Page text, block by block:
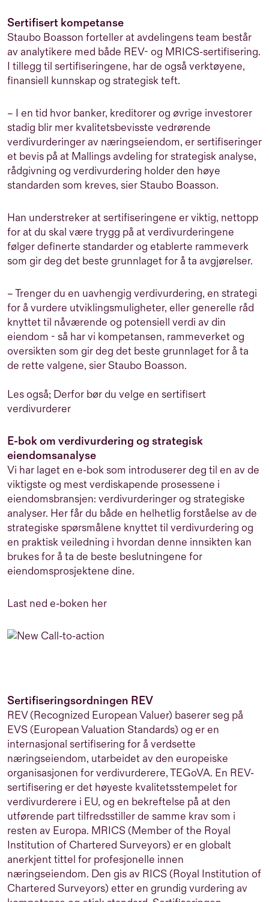
Sertifisert kompetanse
Staubo Boasson forteller at avdelingens team består
av analytikere med både REV- og MRICS-sertifisering.
I tillegg til sertifiseringene, har de også verktøyene,
finansiell kunnskap og strategisk teft.
– I en tid hvor banker, kreditorer og øvrige investorer
stadig blir mer kvalitetsbevisste vedrørende
verdivurderinger av næringseiendom, er sertifiseringer
et bevis på at Mallings avdeling for strategisk analyse,
rådgivning og verdivurdering holder den høye
standarden som kreves, sier Staubo Boasson.
Han understreker at sertifiseringene er viktig, nettopp
for at du skal være trygg på at verdivurderingene
følger definerte standarder og etablerte rammeverk
som gir deg det beste grunnlaget for å ta avgjørelser.
– Trenger du en uavhengig verdivurdering, en strategi
for å vurdere utviklingsmuligheter, eller generelle råd
knyttet til nåværende og potensiell verdi av din
eiendom - så har vi kompetansen, rammeverket og
oversikten som gir deg det beste grunnlaget for å ta
de rette valgene, sier Staubo Boasson.
Les også; Derfor bør du velge en sertifisert
verdivurderer
E-bok om verdivurdering og strategisk
eiendomsanalyse
Vi har laget en e-bok som introduserer deg til en av de
viktigste og mest verdiskapende prosessene i
eiendomsbransjen: verdivurderinger og strategiske
analyser. Her får du både en helhetlig forståelse av de
strategiske spørsmålene knyttet til verdivurdering og
en praktisk veiledning i hvordan denne innsikten kan
brukes for å ta de beste beslutningene for
eiendomsprosjektene dine.
Last ned e-boken her
Sertifiseringsordningen REV
REV (Recognized European Valuer) baserer seg på
EVS (European Valuation Standards) og er en
internasjonal sertifisering for å verdsette
næringseiendom, utarbeidet av den europeiske
organisasjonen for verdivurderere, TEGoVA. En REV-
sertifisering er det høyeste kvalitetsstempelet for
verdivurderere i EU, og en bekreftelse på at den
utførende part tilfredsstiller de samme krav som i
resten av Europa. MRICS (Member of the Royal
Institution of Chartered Surveyors) er en globalt
anerkjent tittel for profesjonelle innen
næringseiendom. Den gis av RICS (Royal Institution of
Chartered Surveyors) etter en grundig vurdering av